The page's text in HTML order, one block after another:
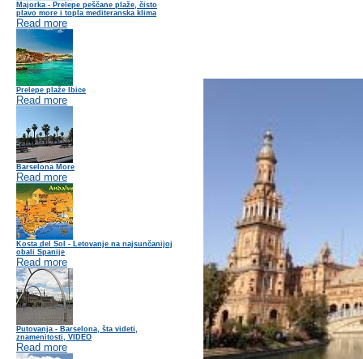
Majorka - Prelepe peščane plaže, čisto
plavo more i topla mediteranska klima
Read more
Prelepe plaže Ibice
Read more
Barselona More
Read more
Kosta del Sol - Letovanje na najsunčanijoj
obali Španije
Read more
Putovanja - Barselona, šta videti,
znamenitosti, VIDEO
Read more